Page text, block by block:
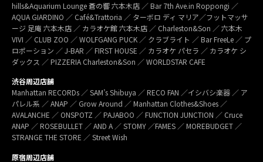
hills&Aquarium Lounge 蒼の響 六本木店 ／ Bar 7th Ave.in Roppongi ／
AQUA GIARDINO ／ Café&Trattoria ／ ターボロ ディ マリア／フットマッサ
ージ 足庵 六本木店 ／ カラオケ館 六本木店 ／ Charleston&Son ／ 六本木
VIVI ／ CLUB ZOO ／ WOLFGANG PUCK ／ クラブライト ／ Bar FreeLe ／ プ
ロポーション ／ J-BAR ／ FIRST HOUSE ／ カラオケ パセラ ／ カラオケ シ
ダックス ／ PIZZERIA Charleston&Son ／ WORLDSTAR CAFE
渋谷周辺店舗
Manhattan RECORDs ／ SAM’s Shibuya ／ RECO FAN ／イシバシ楽器 ／ ア
パレル系 ／ ANAP ／ Grow Around ／ Manhattan Clothes&Shoes ／
AVALANCHE ／ ONSPOTZ ／ PAJABOO ／ FUNCTION JUNCTION ／ Cruce
ANAP ／ ROSEBULLET ／ AND A ／ STOMY ／FAMES ／ MOREBUDGET ／
STRANGE THE STORE ／ Street Wish
原宿周辺店舗